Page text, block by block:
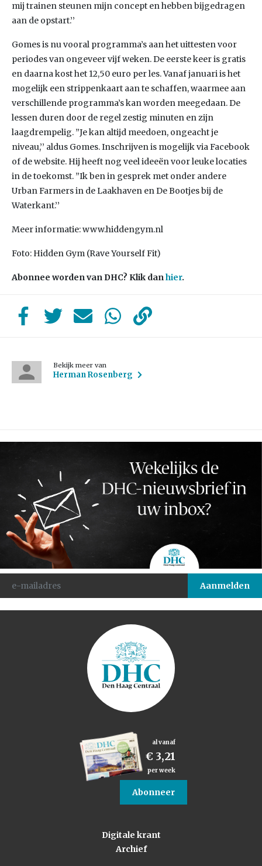
mij trainen steunen mijn concept en hebben bijgedragen
aan de opstart.’’
Gomes is nu vooral programma’s aan het uittesten voor
periodes van ongeveer vijf weken. De eerste keer is gratis
en daarna kost het 12,50 euro per les. Vanaf januari is het
mogelijk een strippenkaart aan te schaffen, waarmee aan
verschillende programma’s kan worden meegedaan. De
lessen duren door de regel zestig minuten en zijn
laagdrempelig. ”Je kan altijd meedoen, ongeacht je
niveau,’’ aldus Gomes. Inschrijven is mogelijk via Facebook
of de website. Hij heeft nog veel ideeën voor leuke locaties
in de toekomst. ”Ik ben in gesprek met onder andere
Urban Farmers in de Laakhaven en De Bootjes bij de
Waterkant.’’
Meer informatie: www.hiddengym.nl
Foto: Hidden Gym (Rave Yourself Fit)
Abonnee worden van DHC? Klik danhier.
Bekijk meer van
Herman Rosenberg
al vanaf
€ 3,21
per week
Abonneer
Digitale krant
Archief